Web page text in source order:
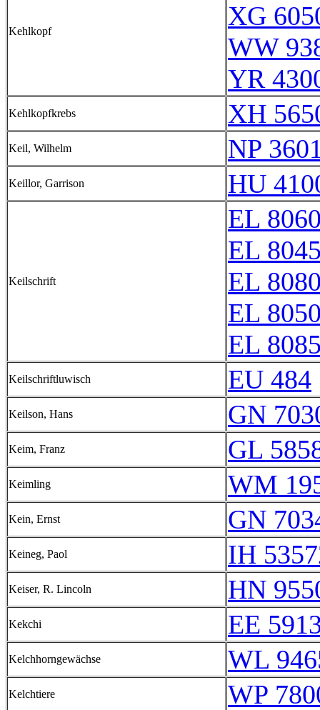
Kehlkopf
XG
WW
YR
Kehlkopfkrebs XH
Keil, Wilhelm NP
Keillor, Garrison HU
Keilschrift
EL
EL
EL
EL
EL
Keilschriftluwisch EU 484
Keilson, Hans GN
Keim, Franz GL
Keimling WM
Kein, Ernst GN
Keineg, Paol IH
Keiser, R. Lincoln HN
Kekchi EE
Kelchhorngewächse WL
Kelchtiere WP